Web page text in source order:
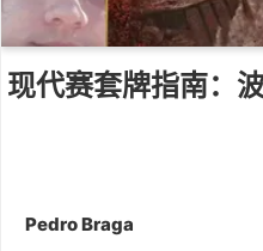
现代赛套牌指南：
Pedro Braga